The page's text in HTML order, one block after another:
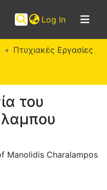
Log In (current)
Πτυχιακές Εργασίες
του
Manolidis Charalampos